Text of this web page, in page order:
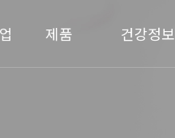
제품 건강정보